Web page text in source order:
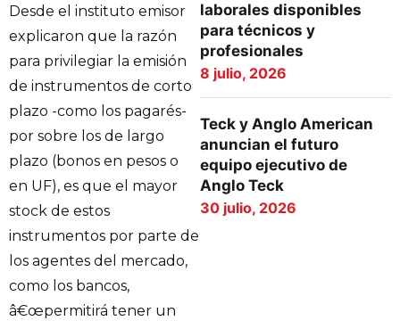
Desde el instituto emisor
explicaron que la razón
para privilegiar la emisión
de instrumentos de corto
plazo -como los pagarés-
por sobre los de largo
plazo (bonos en pesos o
en UF), es que el mayor
stock de estos
instrumentos por parte de
los agentes del mercado,
como los bancos,
â€œpermitirá tener un
laborales disponibles
para técnicos y
profesionales
8 julio, 2026
Teck y Anglo American
anuncian el futuro
equipo ejecutivo de
Anglo Teck
30 julio, 2026